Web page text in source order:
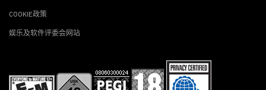
COOKIE政策
娱乐及软件评委会网站